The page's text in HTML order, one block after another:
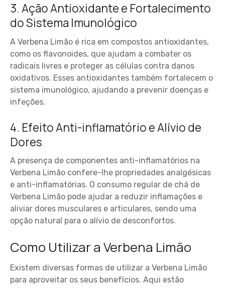
3. Ação Antioxidante e Fortalecimento
do Sistema Imunológico
A Verbena Limão é rica em compostos antioxidantes,
como os flavonoides, que ajudam a combater os
radicais livres e proteger as células contra danos
oxidativos. Esses antioxidantes também fortalecem o
sistema imunológico, ajudando a prevenir doenças e
infeções.
4. Efeito Anti-inflamatório e Alívio de
Dores
A presença de componentes anti-inflamatórios na
Verbena Limão confere-lhe propriedades analgésicas
e anti-inflamatórias. O consumo regular de chá de
Verbena Limão pode ajudar a reduzir inflamações e
aliviar dores musculares e articulares, sendo uma
opção natural para o alívio de desconfortos.
Como Utilizar a Verbena Limão
Existem diversas formas de utilizar a Verbena Limão
para aproveitar os seus benefícios. Aqui estão